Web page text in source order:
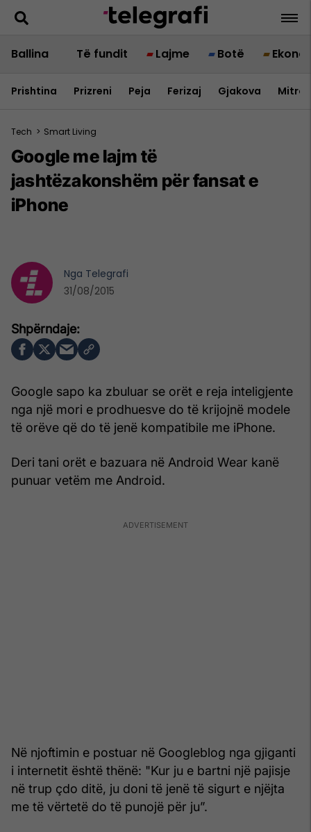
Ballina Të fundit Lajme Botë
Prishtina Prizreni Peja Ferizaj Gjakova
Tech > Smart Living
Google me lajm të
jashtëzakonshëm për fansat e
iPhone
Google sapo ka zbuluar se orët e reja inteligjente
nga një mori e prodhuesve do të krijojnë modele
të orëve që do të jenë kompatibile me iPhone.
Deri tani orët e bazuara në Android Wear kanë
punuar vetëm me Android.
Në njoftimin e postuar në Googleblog nga gjiganti
i internetit është thënë: "Kur ju e bartni një pajisje
në trup çdo ditë, ju doni të jenë të sigurt e njëjta
me të vërtetë do të punojë për ju”.
Nga Telegrafi
31/08/2015